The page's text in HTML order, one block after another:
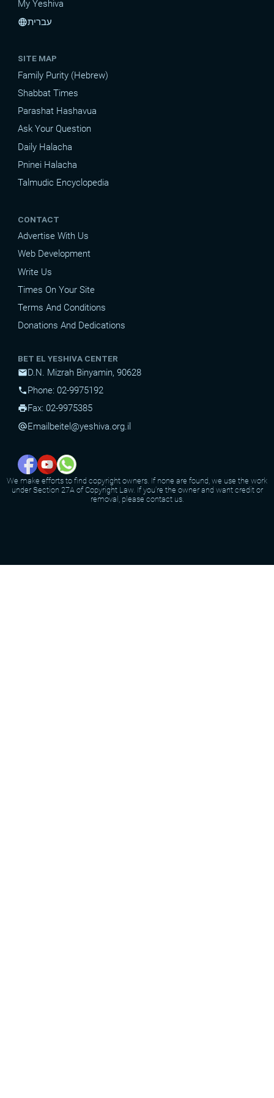
My Yeshiva
languageעברית
SITE MAP
Family Purity (Hebrew)
Shabbat Times
Parashat Hashavua
Ask Your Question
Daily Halacha
Pninei Halacha
Talmudic Encyclopedia
CONTACT
Advertise With Us
Web Development
Write Us
Times On Your Site
Terms And Conditions
Donations And Dedications
BET EL YESHIVA CENTER
mailD.N. Mizrah Binyamin, 90628
phonePhone: 02-9975192
printFax: 02-9975385
alternate_emailEmail beitel@yeshiva.org.il
We make efforts to find copyright owners. If none are found, we use the work
under Section 27A of Copyright Law. If you're the owner and want credit or
removal, please contact us.